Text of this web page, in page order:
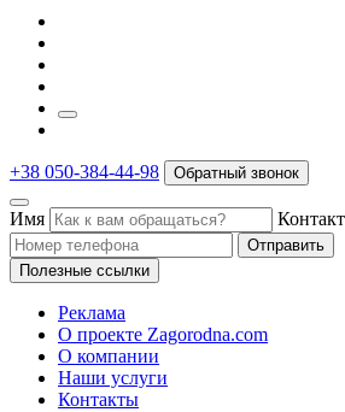
+38 050-384-44-98 Обратный звонок
Имя
Отправить
Полезные ссылки
Реклама
О проекте Zagorodna.com
О компании
Наши услуги
Контакты